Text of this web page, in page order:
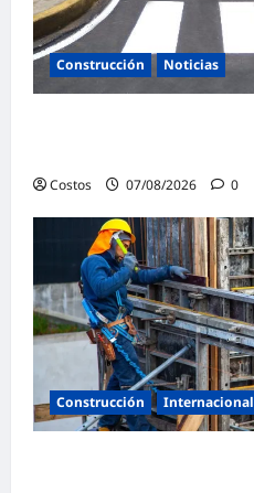
Construcción Noticias
Costos 07/08/2026 0
Construcción Internacional